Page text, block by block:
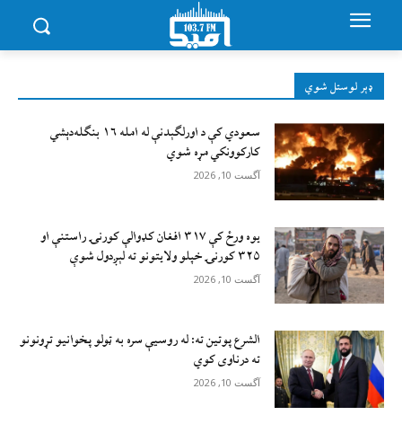
ډېر لوستل شوي
سعودي کې د اورلګېدنې له امله ۱۶ بنګله‌دېشي
کارکوونکي مړه شوي
آگست 10, 2026
یوه ورځ کې ۳۱۷ افغان کډوالې کورنۍ راستنې او
۳۲۵ کورنۍ خپلو ولایتونو ته لېږدول شوې
آگست 10, 2026
الشرع پوتین ته: له روسیې سره به ټولو پخوانيو تړونونو
ته درناوی کوي
آگست 10, 2026